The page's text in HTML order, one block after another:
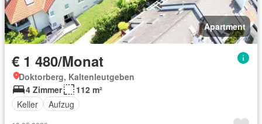
Apartment
€ 1 480/Monat
Doktorberg, Kaltenleutgeben
4 Zimmer
112 m²
Keller
Aufzug